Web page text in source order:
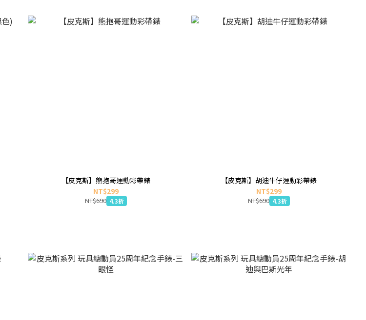
【皮克斯】熊抱哥運動彩帶錶
NT$299
NT$690 4.3折
【皮克斯】胡迪牛仔運動彩帶錶
NT$299
NT$690 4.3折